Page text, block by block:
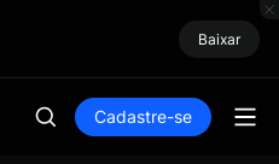
Baixar
Cadastre-se